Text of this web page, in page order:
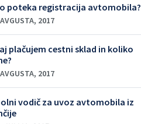
poteka registracija avtomobila?
2017
plačujem cestni sklad in koliko
2017
vodič za uvoz avtomobila iz